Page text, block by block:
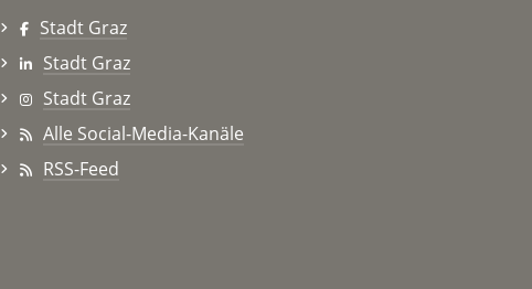
Stadt Graz
Stadt Graz
Stadt Graz
Alle Social-Media-Kanäle
RSS-Feed